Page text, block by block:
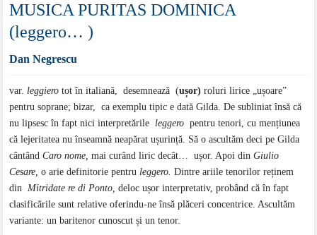
MUSICA PURITAS DOMINICA
(leggero… )
Dan Negrescu
var.leggierotot în italiană, desemnează (ușor)roluri lirice „ușoare”
pentru soprane; bizar, ca exemplu tipic e dată Gilda. De subliniat însă că
nu lipsesc în fapt nici interpretărileleggeropentru tenori, cu mențiunea
că lejeritatea nu înseamnă neapărat ușurință. Să o ascultăm deci pe Gilda
cântândCaro nome,mai curând liric decât… ușor. Apoi dinGiulio
Cesare,o arie definitorie pentruleggero.Dintre ariile tenorilor reținem
dinMitridate re di Ponto,deloc ușor interpretativ, probând că în fapt
clasificările sunt relative oferindu-ne însă plăceri concentrice. Ascultăm
variante: un baritenor cunoscut și un tenor.